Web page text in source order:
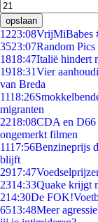
opslaan
1223:08VrijMiBabes
3523:07Random
1818:47Italië hindert
1918:31Vier
van Breda
1118:26
migranten
2218:08CDA en D66
ongemerkt filmen
1117:56Benzineprijs
blijft
2917:47
2314:33Quake krijgt
214:30De
6513:48Meer